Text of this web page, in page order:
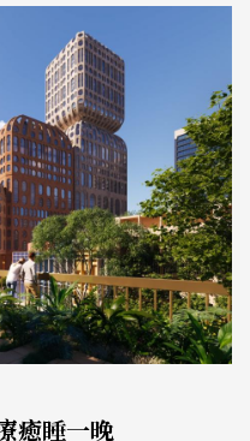
癒睡一晚